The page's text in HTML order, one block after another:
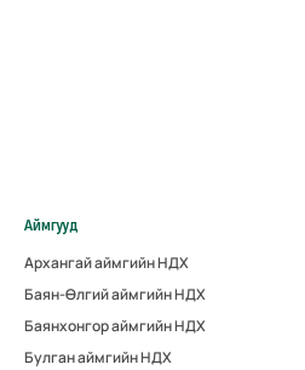
Аймгууд
Архангай аймгийн НДХ
Баян-Өлгий аймгийн НДХ
Баянхонгор аймгийн НДХ
Булган аймгийн НДХ